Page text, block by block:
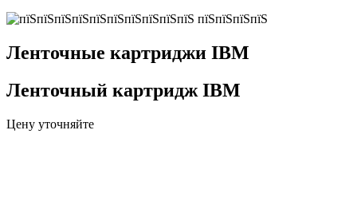
Ленточные картриджи IBM
Ленточный картридж IBM
Цену уточняйте